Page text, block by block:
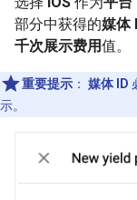
部分中获得的媒体
千次展示费用值。
重要提示 ： 媒体 ID
示。